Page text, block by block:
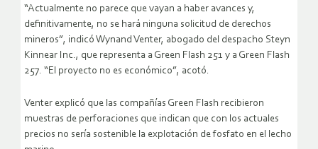
“Actualmente no parece que vayan a haber avances y,
definitivamente, no se hará ninguna solicitud de derechos
mineros”, indicó Wynand Venter, abogado del despacho Steyn
Kinnear Inc., que representa a Green Flash 251 y a Green Flash
257. “El proyecto no es económico”, acotó.
Venter explicó que las compañías Green Flash recibieron
muestras de perforaciones que indican que con los actuales
precios no sería sostenible la explotación de fosfato en el lecho